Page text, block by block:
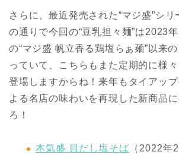
さらに、最近発売された“マジ盛”シ
の通りで今回の“豆乳担々麺”は2023
の“マジ盛 帆立香る鶏塩らぁ麺”以来
っていて、こちらもまた定期的に様
登場しますからね！来年もタイアッ
よる名店の味わいを再現した新商品
ろ！
本気盛 貝だし塩そば （2022年